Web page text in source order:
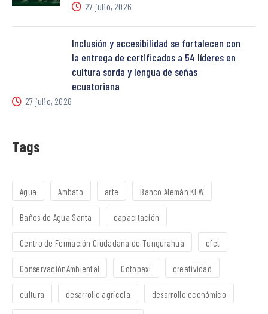
27 julio, 2026
Inclusión y accesibilidad se fortalecen con
la entrega de certificados a 54 líderes en
cultura sorda y lengua de señas
ecuatoriana
27 julio, 2026
Tags
Agua Ambato arte Banco Alemán KFW
Baños de Agua Santa capacitación
Centro de Formación Ciudadana de Tungurahua cfct
ConservaciónAmbiental Cotopaxi creatividad
cultura desarrollo agrícola desarrollo económico